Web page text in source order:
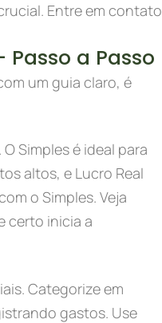
Entre em contato
a Passo
um guia claro, é
Simples é ideal para
altos, e Lucro Real
o Simples. Veja
certo inicia a
Categorize em
gastos. Use